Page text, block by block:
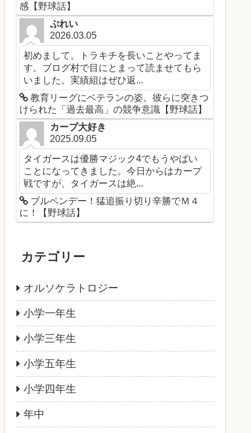
感【野球話】
ぷれい
2026.03.05
初めまして。トラキチを長いことやってま
す。ブログ村で目にとまって読ませてもら
いました。実績組はぜひ返...
教育リーグにベテランの姿。彼らに突きつ
けられた「過去最高」の競争意識【野球話】
カープ大好き
2025.09.05
タイガースは優勝マジック4でもうやばい
ことになってきました。今日からはカープ
戦ですが、タイガースは絶...
ブルペンデー！猛追振り切り辛勝でＭ４
に！【野球話】
カテゴリー
オルソケラトロジー
小学一年生
小学三年生
小学五年生
小学四年生
年中